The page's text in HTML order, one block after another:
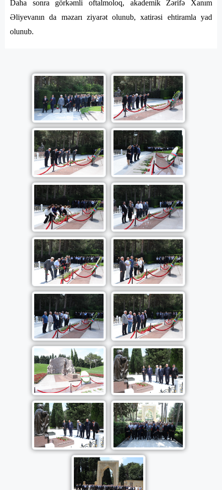
Daha sonra görkəmli oftalmoloq, akademik Zərifə Xanım
Əliyevanın da məzarı ziyarət olunub, xatirəsi ehtiramla yad
olunub.